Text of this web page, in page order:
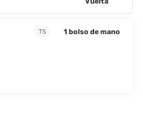
TS 1 bolso de mano